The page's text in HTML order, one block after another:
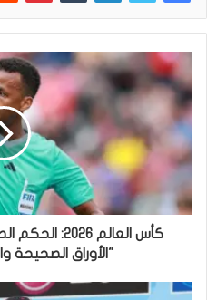
كأس العالم
"الأوراق الصحيحة